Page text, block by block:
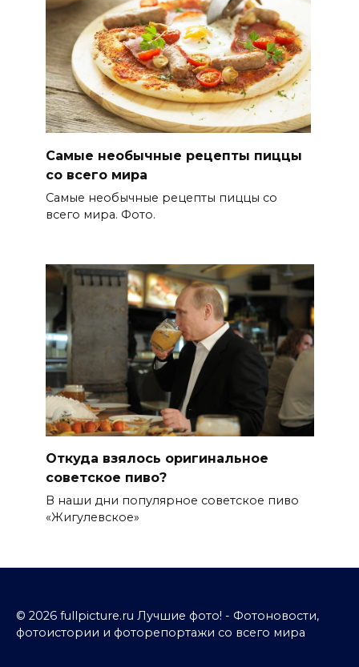
Самые необычные рецепты пиццы
со всего мира
Самые необычные рецепты пиццы со
всего мира. Фото.
Откуда взялось оригинальное
советское пиво?
В наши дни популярное советское пиво
«Жигулевское»
© 2026 fullpicture.ru Лучшие фото! - Фотоновости,
фотоистории и фоторепортажи со всего мира